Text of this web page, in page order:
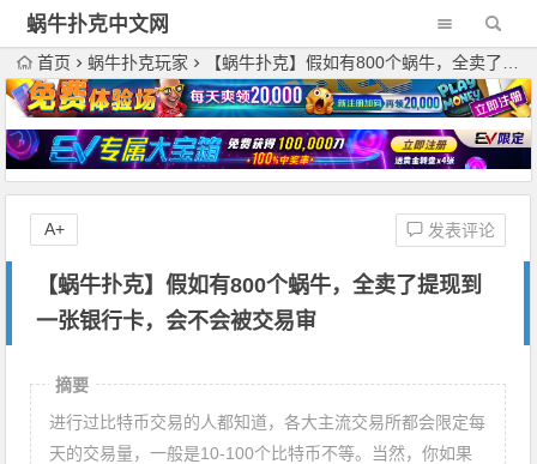
蜗牛扑克中文网
首页 蜗牛扑克玩家 【蜗牛扑克】假如有800个蜗牛，全卖了提现到一张银行卡，会不会被交易审
【蜗牛扑克】假如有800个蜗牛，全卖了提现到
一张银行卡，会不会被交易审
发表评论
A+
摘要
进行过比特币交易的人都知道，各大主流交易所都会限定每
天的交易量，一般是10-100个比特币不等。当然，你如果